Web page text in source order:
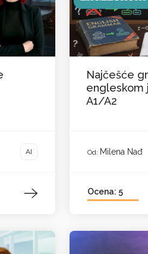
AI
Najčešće
engleskom
A1/A2
Od: Milena Nađ
Ocena: 5